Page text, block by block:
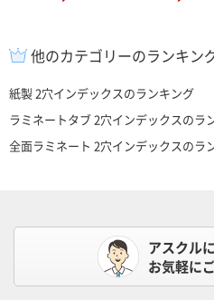
他のカテゴリーのランキン
紙製 2穴インデックスのランキング
ラミネートタブ 2穴インデックスのラ
全面ラミネート 2穴インデックスのラ
アスクル
お気軽に